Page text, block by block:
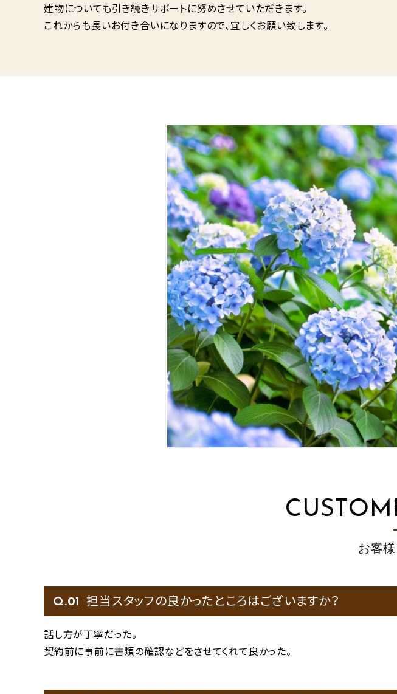
建物についても引き続きサポートに努めさせていただきます。
これからも長いお付き合いになりますので、宜しくお願い致します。
お客
Q. 担当スタッフの良かったところはございますか？
話し方が丁寧だった。
契約前に事前に書類の確認などをさせてくれて良かった。